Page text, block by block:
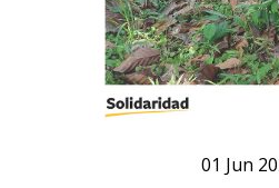
01 Jun